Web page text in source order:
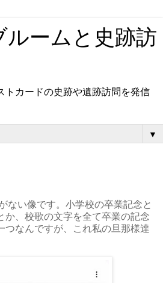
ルームと史跡訪
トカードの史跡や遺跡訪問を発信
▼
ない像です。小学校の卒業記念と
か、校歌の文字を全て卒業の記念
つなんですが、これ私の旦那様達